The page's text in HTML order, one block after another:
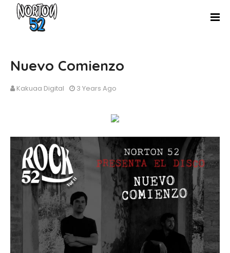
Nuevo Comienzo
Kakuaa Digital 3 Years Ago